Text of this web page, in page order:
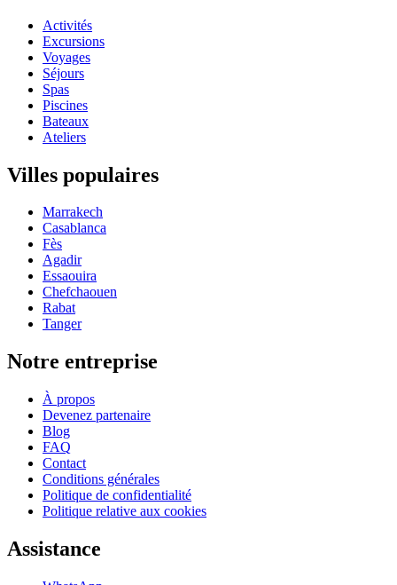
Activités
Excursions
Voyages
Séjours
Spas
Piscines
Bateaux
Ateliers
Villes populaires
Marrakech
Casablanca
Fès
Agadir
Essaouira
Chefchaouen
Rabat
Tanger
Notre entreprise
À propos
Devenez partenaire
Blog
FAQ
Contact
Conditions générales
Politique de confidentialité
Politique relative aux cookies
Assistance